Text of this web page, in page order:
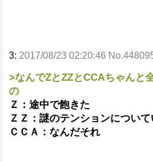
3: 2017/08/23 02:20:46
>なんでZとZZとCCAちゃんと
の
Ｚ：途中で飽きた
ＺＺ：謎のテンションについ
ＣＣＡ：なんだそれ